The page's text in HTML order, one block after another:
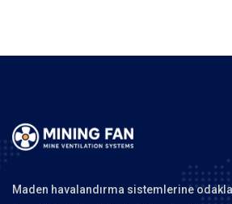
Maden havalandırma sistemlerine